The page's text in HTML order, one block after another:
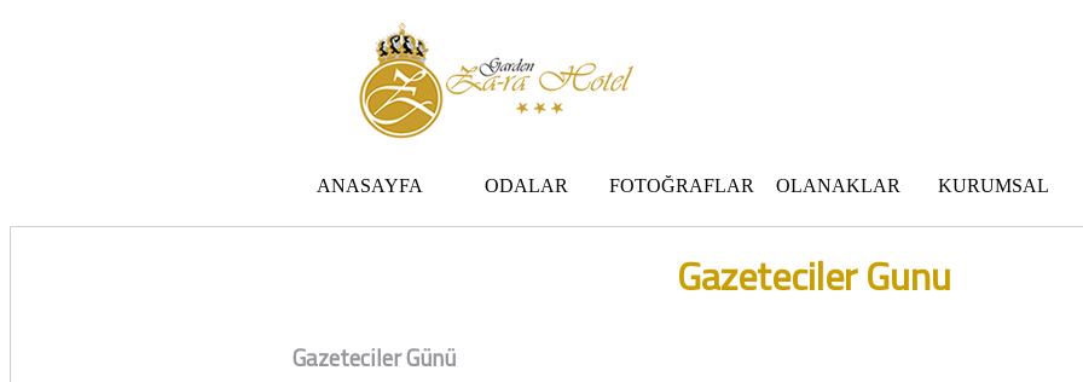
ANASAYFA ODALAR FOTOĞRAFLAR OLANAKLAR KURUMSAL
Gazeteciler Gunu
Gazeteciler Günü